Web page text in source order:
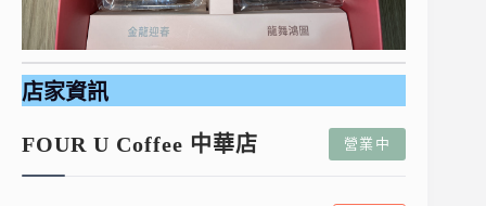
店家資訊
FOUR U Coffee 中華店 營業中